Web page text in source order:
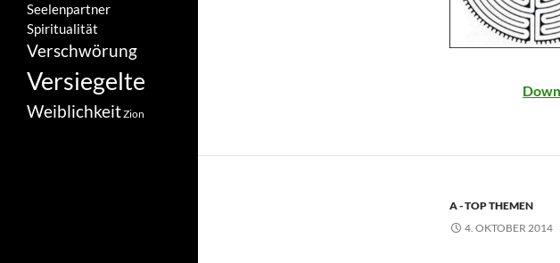
A - TOP THEMEN
4. OKTOBER 2014
Seelenpartner
Spiritualität
Verschwörung
Versiegelte
WeiblichkeitZion